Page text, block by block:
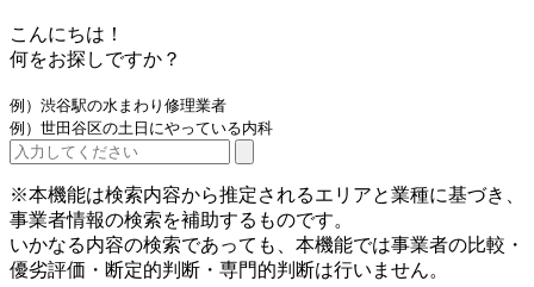
こんにちは！
何をお探しですか？
例）渋谷駅の水まわり修理業者
例）世田谷区の土日にやっている内科
※本機能は検索内容から推定されるエリアと業種に基づき、
事業者情報の検索を補助するものです。
いかなる内容の検索であっても、本機能では事業者の比較・
優劣評価・断定的判断・専門的判断は行いません。